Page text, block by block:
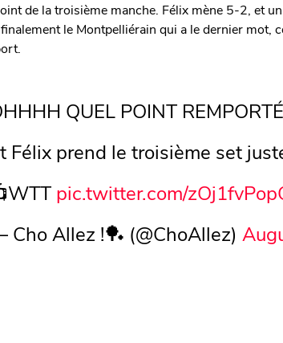
de la troisième manche. Félix mène 5-2, et
finalement le Montpelliérain qui a le dernier mot,
QUEL POINT
Félix prend le troisième set
pic.twitter.com/
Cho Allez !🏓 (@ChoAllez)